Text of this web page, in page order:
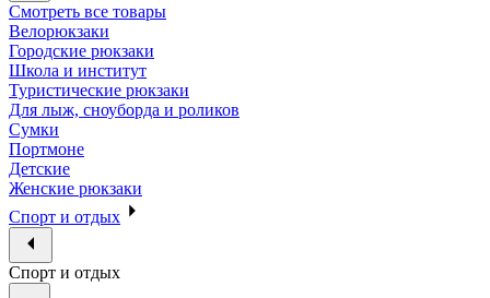
Смотреть все товары
Велорюкзаки
Городские рюкзаки
Школа и институт
Туристические рюкзаки
Для лыж, сноуборда и роликов
Сумки
Портмоне
Детские
Женские рюкзаки
Спорт и отдых
Спорт и отдых